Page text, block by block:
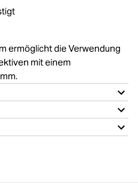
ermöglicht die Verwendung
mit einem